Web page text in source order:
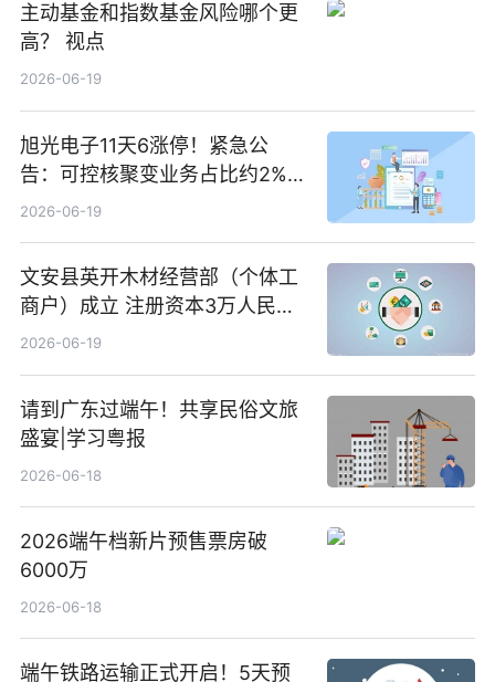
主动基金和指数基金风险哪个更
高？ 视点
2026-06-19
旭光电子11天6涨停！紧急公
告：可控核聚变业务占比约2%！
前沿热点
2026-06-19
文安县英开木材经营部（个体工
商户）成立 注册资本3万人民币
新要闻
2026-06-19
请到广东过端午！共享民俗文旅
盛宴|学习粤报
2026-06-18
2026端午档新片预售票房破
6000万
2026-06-18
端午铁路运输正式开启！5天预